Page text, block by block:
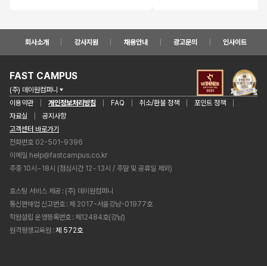
회사소개 강사지원 채용안내 광고문의 인사이트
FAST CAMPUS
(주) 데이원컴퍼니
이용약관
개인정보처리방침 FAQ 취소/환불 정책
포인트 정책
자료실
공지사항
고객센터 바로가기
전화번호 02-501-9396
이메일 help@fastcampus.co.kr
주중 10시~18시 (점심시간 12~13시 / 주말 및 공휴일 제외)
호스팅 서비스 제공 (주) 데이원컴퍼니
통신판매업 신고번호 제 2017-서울강남-01977호
학원설립 운영등록번호 제12484호(강남)
원격평생교육원 제 572호